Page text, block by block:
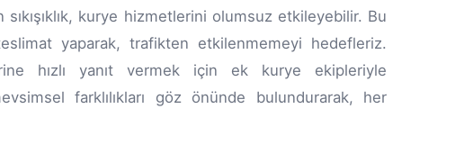
kurye hizmetlerini olumsuz etkileyebilir. Bu
yaparak, trafikten etkilenmemeyi hedefleriz.
hızlı yanıt vermek için ek kurye ekipleriyle
farklılıkları göz önünde bulundurarak, her